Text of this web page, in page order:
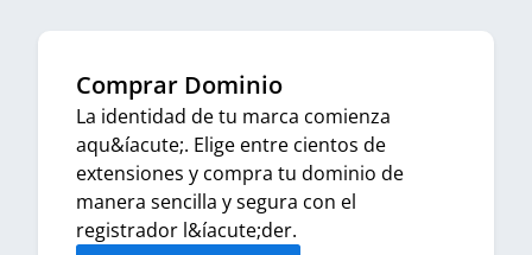
Comprar Dominio
La identidad de tu marca comienza
aqu&íacute;. Elige entre cientos de
extensiones y compra tu dominio de
manera sencilla y segura con el
registrador l&íacute;der.